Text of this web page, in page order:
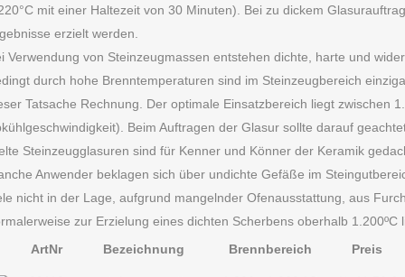
mit einer Haltezeit von 30 Minuten). Bei zu dickem
erzielt werden.
Verwendung von Steinzeugmassen entstehen dichte, harte und
durch hohe Brenntemperaturen sind im Steinzeugbereich
Tatsache Rechnung. Der optimale Einsatzbereich liegt zwischen
Beim Auftragen der Glasur sollte darauf
Steinzeugglasuren sind für Kenner und Könner der Keramik
Anwender beklagen sich über undichte Gefäße im
nicht in der Lage, aufgrund mangelnder Ofenausstattung, aus
zur Erzielung eines dichten Scherbens oberhalb 1.200ºC
ArtNr
Bezeichnung Brennbereich Preis